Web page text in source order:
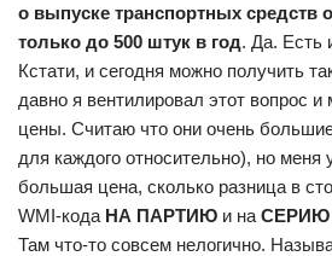
о выпуске транспортных средств
только до 500 штук в год. Да. Есть
Кстати, и сегодня можно получить
давно я вентилировал этот вопрос
цены. Считаю что они очень
для каждого относительно), но меня
большая цена, сколько разница в
WMI-кода НА ПАРТИЮ и на СЕРИЮ
Там что-то совсем нелогично.